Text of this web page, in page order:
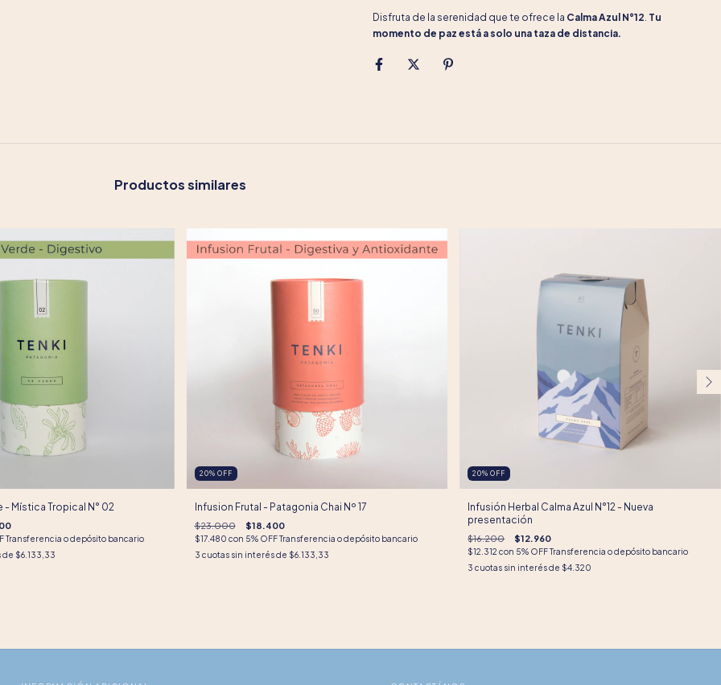
Disfruta de la serenidad que te ofrece la Calma Azul N°12 Tu
momento de paz está a solo una taza de distancia.
Productos similares
- Mística Tropical N° 02
Transferencia o depósito bancario
de $6.133,33
20% OFF
Infusion Frutal - Patagonia Chai Nº 17
$23.000 $18.400
$17.480 con 5% OFF Transferencia o depósito bancario
3 cuotas sin interés de $6.133,33
20%OFF
Infusión Herbal Calma Azul N°12 - Nueva
presentación
$16.200 $12.960
$12.312con 5% OFF Transferencia o depósito bancario
3 cuotas sin interés de $4.320